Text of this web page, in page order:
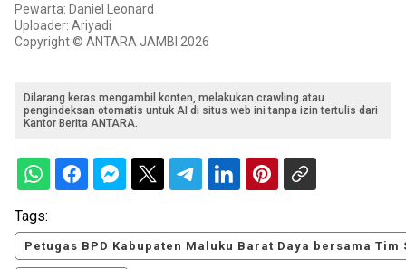
Pewarta: Daniel Leonard
Uploader: Ariyadi
Copyright © ANTARA JAMBI 2026
Dilarang keras mengambil konten, melakukan crawling atau
pengindeksan otomatis untuk AI di situs web ini tanpa izin tertulis dari
Kantor Berita ANTARA.
Tags:
Petugas BPD Kabupaten Maluku Barat Daya bersama Tim